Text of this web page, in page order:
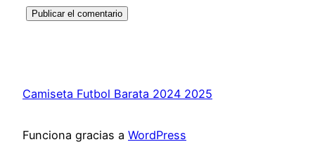
Camiseta Futbol Barata 2024 2025
Funciona gracias a WordPress